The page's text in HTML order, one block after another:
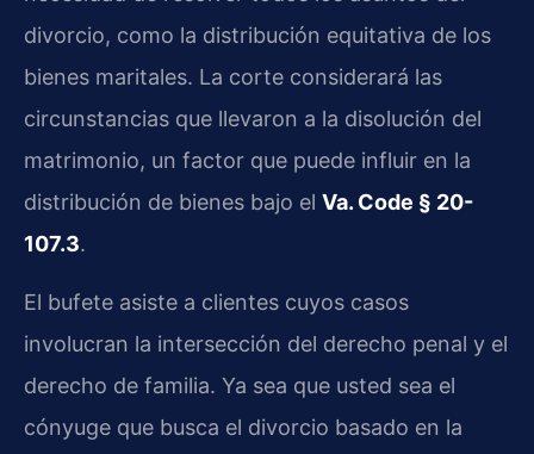
divorcio, como la distribución equitativa de los
bienes maritales. La corte considerará las
circunstancias que llevaron a la disolución del
matrimonio, un factor que puede influir en la
distribución de bienes bajo el Va. Code § 20-
107.3.
El bufete asiste a clientes cuyos casos
involucran la intersección del derecho penal y el
derecho de familia. Ya sea que usted sea el
cónyuge que busca el divorcio basado en la